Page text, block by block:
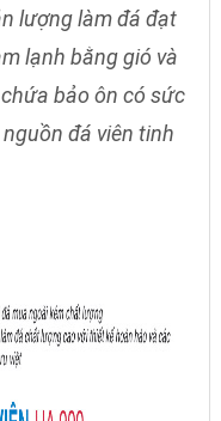
lượng làm đá đạt
lạnh bằng gió và
bảo ôn có sức
đá viên tinh